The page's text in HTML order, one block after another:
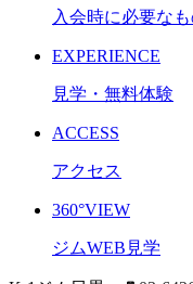
入会時に必要な
EXPERIENCE
見学・無料体験
ACCESS
アクセス
360°VIEW
ジムWEB見学